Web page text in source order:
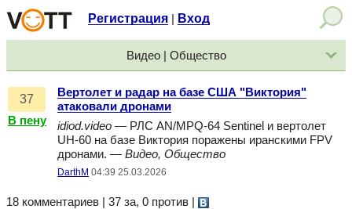
Регистрация Вход
Видео | Общество
37
В пену
Вертолет и радар на базе США "Виктория"
атаковали дронами
idiod.video — РЛС AN/MPQ-64 Sentinel и вертолет
UH-60 на базе Виктория поражены иранскими FPV
дронами. — Видео, Общество
DarthM 04:39 25.03.2026
18 комментариев | 37 за, 0 против